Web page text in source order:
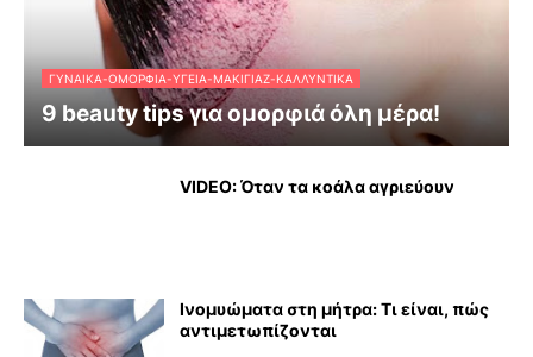
ΓΥΝΑΊΚΑ-ΟΜΟΡΦΙΆ-ΥΓΕΊΑ-ΜΑΚΙΓΙΆΖ-ΚΑΛΛΥΝΤΙΚΆ
9 beauty tips για ομορφιά όλη μέρα!
VIDEO: Όταν τα κοάλα αγριεύουν
Ινομυώματα στη μήτρα: Τι είναι, πώς
αντιμετωπίζονται